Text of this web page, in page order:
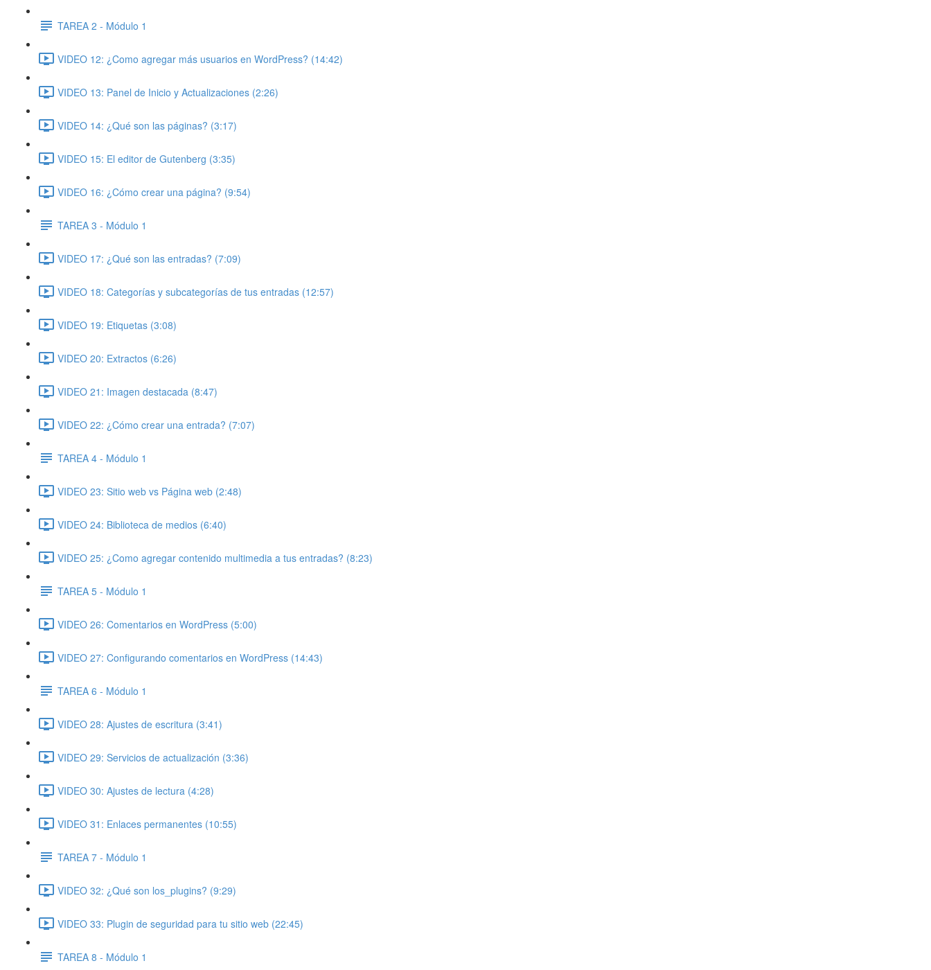
TAREA 2 - Módulo 1
VIDEO 12: ¿Como agregar más usuarios en WordPress? (14:42)
VIDEO 13: Panel de Inicio y Actualizaciones (2:26)
VIDEO 14: ¿Qué son las páginas? (3:17)
VIDEO 15: El editor de Gutenberg (3:35)
VIDEO 16: ¿Cómo crear una página? (9:54)
TAREA 3 - Módulo 1
VIDEO 17: ¿Qué son las entradas? (7:09)
VIDEO 18: Categorías y subcategorías de tus entradas (12:57)
VIDEO 19: Etiquetas (3:08)
VIDEO 20: Extractos (6:26)
VIDEO 21: Imagen destacada (8:47)
VIDEO 22: ¿Cómo crear una entrada? (7:07)
TAREA 4 - Módulo 1
VIDEO 23: Sitio web vs Página web (2:48)
VIDEO 24: Biblioteca de medios (6:40)
VIDEO 25: ¿Como agregar contenido multimedia a tus entradas? (8:23)
TAREA 5 - Módulo 1
VIDEO 26: Comentarios en WordPress (5:00)
VIDEO 27: Configurando comentarios en WordPress (14:43)
TAREA 6 - Módulo 1
VIDEO 28: Ajustes de escritura (3:41)
VIDEO 29: Servicios de actualización (3:36)
VIDEO 30: Ajustes de lectura (4:28)
VIDEO 31: Enlaces permanentes (10:55)
TAREA 7 - Módulo 1
VIDEO 32: ¿Qué son los_plugins? (9:29)
VIDEO 33: Plugin de seguridad para tu sitio web (22:45)
TAREA 8 - Módulo 1